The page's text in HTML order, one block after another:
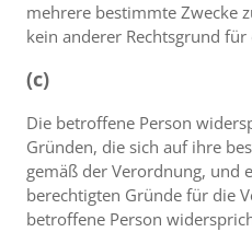
mehrere bestimmte Zwecke
kein anderer Rechtsgrund
(c)
Die betroffene Person
Gründen, die sich auf ihre
gemäß der Verordnung, und
berechtigten Gründe für die
betroffene Person